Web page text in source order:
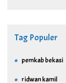
Tag Populer
pemkab bekasi
ridwan kamil